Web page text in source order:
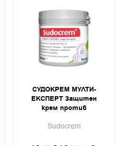
СУДОКРЕМ МУЛТИ-
ЕКСПЕРТ Защитен
крем против
Sudocrem